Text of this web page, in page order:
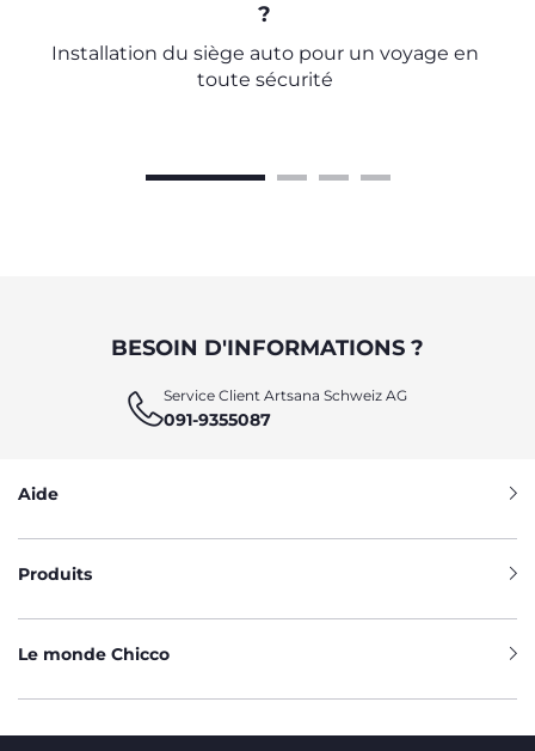
?
Installation du siège auto pour un voyage en
toute sécurité
BESOIN D'INFORMATIONS ?
Service Client Artsana Schweiz AG
091-9355087
Aide
Produits
Le monde Chicco